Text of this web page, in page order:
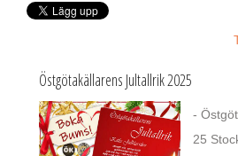
Östgötakällarens Jultallrik 2025
-
25